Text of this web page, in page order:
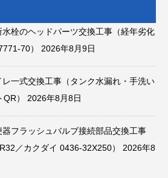
栓のヘッドパーツ交換工事（経年劣化
70）
2026年8月9日
一式交換工事（タンク水漏れ・手洗い
）
2026年8月8日
フラッシュバルブ接続部品交換工事
／カクダイ 0436-32X250）
2026年8